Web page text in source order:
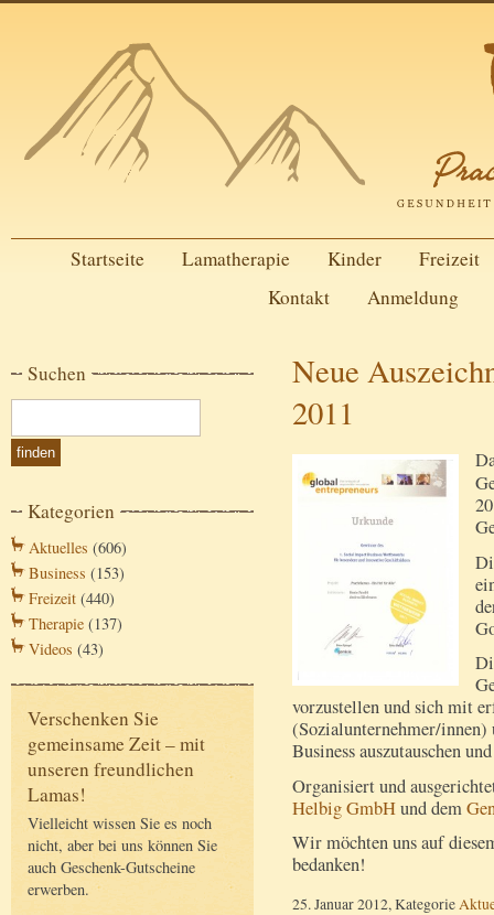
Startseite Lamatherapie Kinder
Freizeit
Kontakt
Anmeldung
Suchen
Kategorien
Aktuelles (606)
Business (153)
Freizeit (440)
Therapie (137)
Videos (43)
Verschenken Sie
gemeinsame Zeit – mit
unseren freundlichen
Lamas!
Vielleicht wissen Sie es noch
nicht, aber bei uns können Sie
auch Geschenk-Gutscheine
erwerben.
Neue
2011
vorzustellen und sich mit
(Sozialunternehmer/innen)
Business auszutauschen
Organisiert und
Helbig GmbHund dem
Wir möchten uns auf
bedanken!
25. Januar 2012, Kategorie